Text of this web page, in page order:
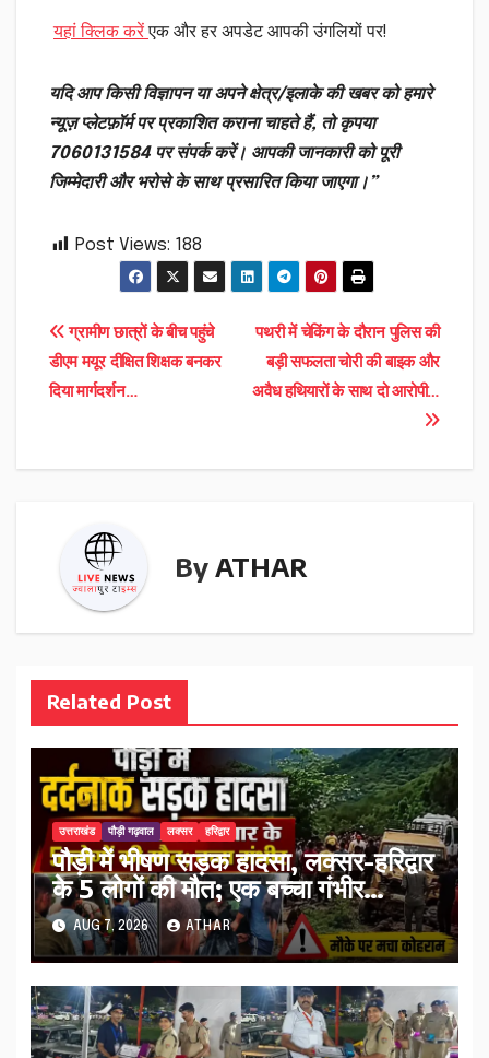
यहां क्लिक करेंएक और हर अपडेट आपकी उंगलियों पर!
यदि आप किसी विज्ञापन या अपने क्षेत्र/इलाके की खबर को हमारे
न्यूज़ प्लेटफ़ॉर्म पर प्रकाशित कराना चाहते हैं, तो कृपया
7060131584 पर संपर्क करें। आपकी जानकारी को पूरी
जिम्मेदारी और भरोसे के साथ प्रसारित किया जाएगा।”
Post Views: 188
Post
navigation
पथरी में चेकिंग के दौरान पुलिस की
बड़ी सफलता चोरी की बाइक और
अवैध हथियारों के साथ दो आरोपी…
ग्रामीण छात्रों के बीच पहुंचे
डीएम मयूर दीक्षित शिक्षक बनकर
दिया मार्गदर्शन…
By ATHAR
Related Post
उत्तराखंड पौड़ी गढ़वाल लक्सर हरिद्वार
पौड़ी में भीषण सड़क हादसा, लक्सर-हरिद्वार
के 5 लोगों की मौत; एक बच्चा गंभीर
घायल…
AUG 7, 2026 ATHAR